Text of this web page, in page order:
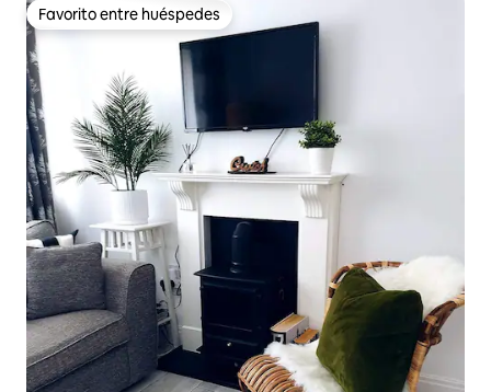
Favorito entre huéspedes
Favorito entre huéspedes